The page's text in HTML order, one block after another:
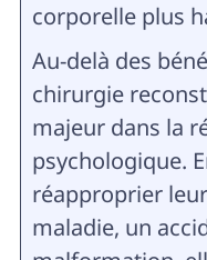
corporelle plus
Au-delà des
chirurgie
majeur dans la
psychologique.
réapproprier
maladie, un